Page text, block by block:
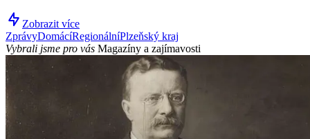
Zobrazit více
ZprávyDomácíRegionálníPlzeňský kraj
Vybrali jsme pro vás Magazíny a zajímavosti